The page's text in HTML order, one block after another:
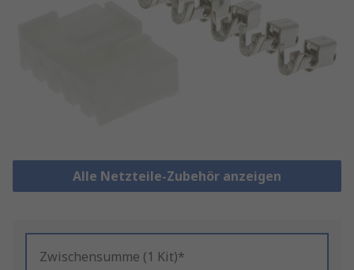
Alle Netzteile-Zubehör anzeigen
Zwischensumme (1 Kit)*